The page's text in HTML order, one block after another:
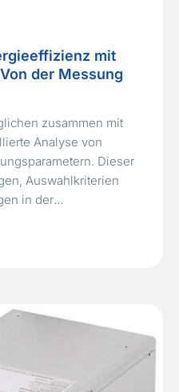
mit
der Messung
zusammen mit
Analyse von
Dieser
Auswahlkriterien
in der